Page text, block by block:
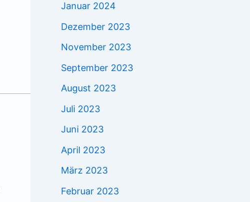
Januar 2024
Dezember 2023
November 2023
September 2023
August 2023
Juli 2023
Juni 2023
April 2023
März 2023
Februar 2023